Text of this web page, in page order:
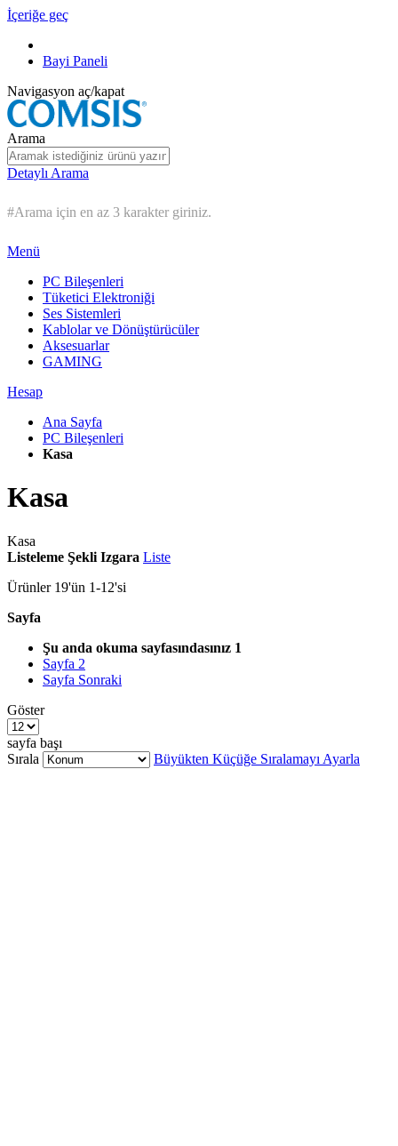
İçeriğe geç
Bayi Paneli
Navigasyon aç/kapat
Arama
Detaylı Arama
#Arama için en az 3 karakter giriniz.
Menü
PC Bileşenleri
Tüketici Elektroniği
Ses Sistemleri
Kablolar ve Dönüştürücüler
Aksesuarlar
GAMING
Hesap
Ana Sayfa
PC Bileşenleri
Kasa
Kasa
Kasa
Listeleme Şekli Izgara Liste
Ürünler 19'ün 1-12'si
Sayfa
Şu anda okuma sayfasındasınız 1
Sayfa 2
Sayfa Sonraki
Göster
sayfa başı
Sırala
Büyükten Küçüğe Sıralamayı Ayarla